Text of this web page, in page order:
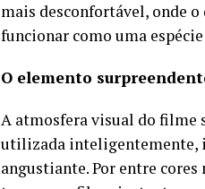
mais desconfortável, onde
funcionar como uma
O elemento
A atmosfera visual do filme
utilizada inteligentemente,
angustiante. Por entre cores